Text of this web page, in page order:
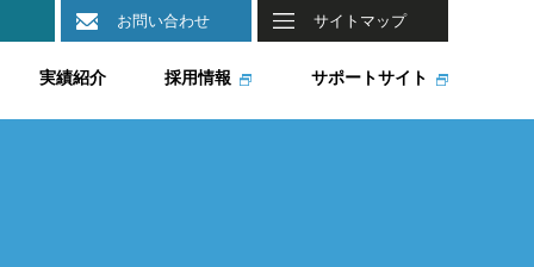
実績紹介 採用情報 サポートサイト
お問い合わせ サイトマップ